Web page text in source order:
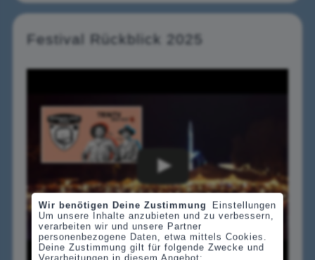
Wir benötigen Deine Zustimmung
Einstellungen
Um unsere Inhalte anzubieten und zu verbessern,
verarbeiten wir und unsere Partner
personenbezogene Daten, etwa mittels Cookies.
Deine Zustimmung gilt für folgende Zwecke und
Verarbeitungen in diesem Angebot:
Festival Rückblick 2025